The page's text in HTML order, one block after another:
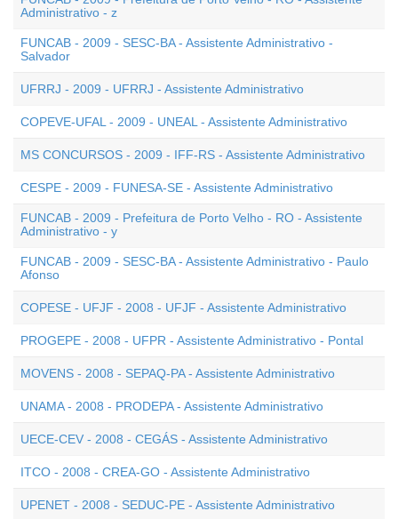
Administrativo - z
FUNCAB - 2009 - SESC-BA - Assistente Administrativo -
Salvador
UFRRJ - 2009 - UFRRJ - Assistente Administrativo
COPEVE-UFAL - 2009 - UNEAL - Assistente Administrativo
MS CONCURSOS - 2009 - IFF-RS - Assistente Administrativo
CESPE - 2009 - FUNESA-SE - Assistente Administrativo
FUNCAB - 2009 - Prefeitura de Porto Velho - RO - Assistente
Administrativo - y
FUNCAB - 2009 - SESC-BA - Assistente Administrativo - Paulo
Afonso
COPESE - UFJF - 2008 - UFJF - Assistente Administrativo
PROGEPE - 2008 - UFPR - Assistente Administrativo - Pontal
MOVENS - 2008 - SEPAQ-PA - Assistente Administrativo
UNAMA - 2008 - PRODEPA - Assistente Administrativo
UECE-CEV - 2008 - CEGÁS - Assistente Administrativo
ITCO - 2008 - CREA-GO - Assistente Administrativo
UPENET - 2008 - SEDUC-PE - Assistente Administrativo